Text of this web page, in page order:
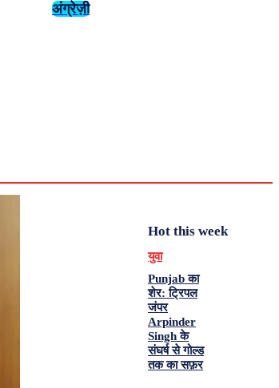
अंग्रेज़ी
Hot this week
युवा
Punjab का
शेर: ट्रिपल
जंपर
Arpinder
Singh के
संघर्ष से गोल्ड
तक का सफ़र